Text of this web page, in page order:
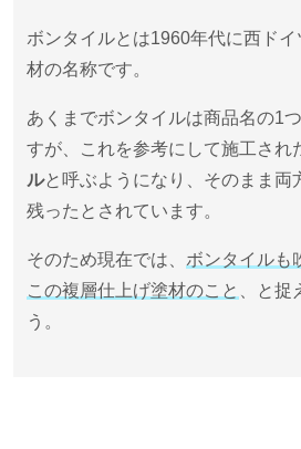
ボンタイルとは1960年代に西ド
材の名称です。
あくまでボンタイルは商品名の1
すが、これを参考にして施工され
ルと呼ぶようになり、そのまま両
残ったとされています。
そのため現在では、 ボンタイルも
この複層仕上げ塗材のこと
、と
う。